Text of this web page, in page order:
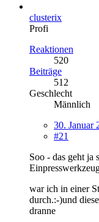
clusterix
Profi
Reaktionen
520
Beiträge
512
Geschlecht
Männlich
30. Januar
#21
Soo - das geht ja
war ich in einer
durch.:-)und
dranne